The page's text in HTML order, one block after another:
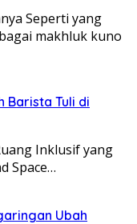
Seperti yang
makhluk kuno
Barista Tuli di
Inklusif yang
Space…
Ubah